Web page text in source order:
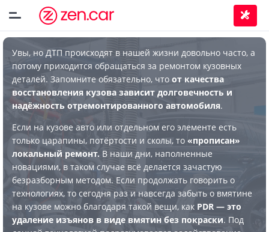
Увы, но ДТП происходят в нашей жизни довольно часто, а
потому приходится обращаться за ремонтом кузовных
деталей. Запомните обязательно, что от качества
восстановления кузова зависит долговечность и
надёжность отремонтированного автомобиля.
Если на кузове авто или отдельном его элементе есть
только царапины, потёртости и сколы, то «прописан»
локальный ремонт. В наши дни, наполненные
новациями, в таком случае всё делается зачастую
безразборным методом. Если продолжать говорить о
технологиях, то сегодня раз и навсегда забыть о вмятине
на кузове можно благодаря такой вещи, как PDR — это
удаление изъянов в виде вмятин без покраски. Под